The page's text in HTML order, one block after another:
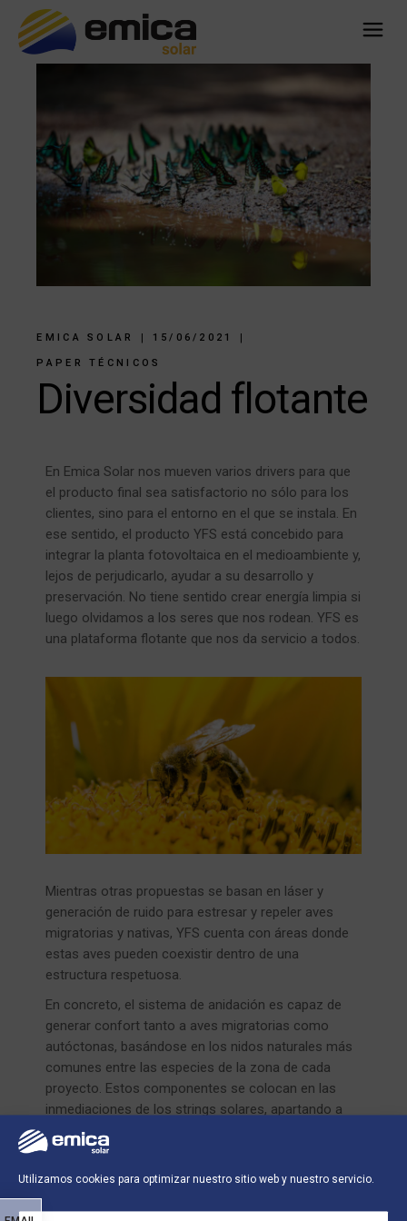
Utilizamos cookies para optimizar nuestro sitio web y nuestro servicio.
EMICA SOLAR 15/06/2021
PAPER TÉCNICOS
Diversidad flotante
En Emica Solar nos mueven varios drivers para que
el producto final sea satisfactorio no sólo para los
clientes, sino para el entorno en el que se instala. En
ese sentido, el producto YFS está concebido para
integrar la planta fotovoltaica en el medioambiente y,
lejos de perjudicarlo, ayudar a su desarrollo y
preservación. No tiene sentido crear energía limpia si
luego olvidamos a los seres que nos rodean. YFS es
una plataforma flotante que nos da servicio a todos.
Mientras otras propuestas se basan en láser y
generación de ruido para estresar y repeler aves
migratorias y nativas, YFS cuenta con áreas donde
estas aves pueden coexistir dentro de una
estructura respetuosa.
En concreto, el sistema de anidación es capaz de
generar confort tanto a aves migratorias como
autóctonas, basándose en los nidos naturales más
comunes entre las especies de la zona de cada
proyecto. Estos componentes se colocan en las
inmediaciones de los strings solares, apartando a
los pájaros de los módulos fotovoltaicos, con una
reducción inmediata del coste de mantenimiento.
Además, cuando las aves autóctonas habitan estos
seguridad de la “isla”, preservándolas de las